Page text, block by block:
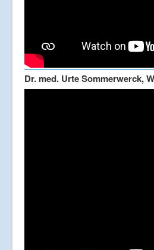
Dr. med. Urte Sommerwerck,